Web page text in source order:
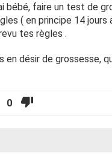
bébé, faire un test de
( en principe 14
tes règles .
en désir de grossesse,
0